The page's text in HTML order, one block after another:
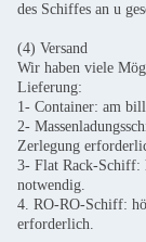
des Schiffes an u
(4) Versand
Wir haben viele
Lieferung:
1- Container: am
2-
Zerlegung
3- Flat Rack-Schiff:
notwendig.
4. RO-RO-Schiff:
erforderlich.